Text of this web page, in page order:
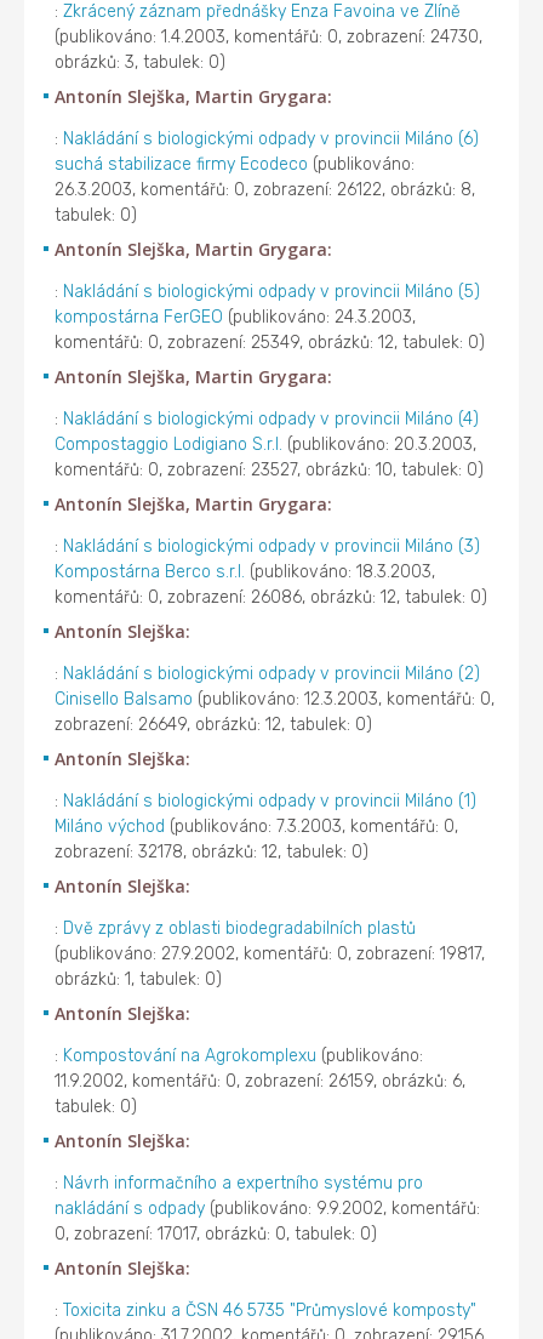
:Zkrácený záznam přednášky Enza Favoina ve Zlíně
(publikováno: 1.4.2003, komentářů: 0, zobrazení: 24730,
obrázků: 3, tabulek: 0)
Antonín Slejška, Martin Grygara:
: Nakládání s biologickými odpady v provincii Miláno (6)
suchá stabilizace firmy Ecodeco (publikováno:
26.3.2003, komentářů: 0, zobrazení: 26122, obrázků: 8,
tabulek: 0)
Antonín Slejška, Martin Grygara:
: Nakládání s biologickými odpady v provincii Miláno (5)
kompostárna FerGEO (publikováno: 24.3.2003,
komentářů: 0, zobrazení: 25349, obrázků: 12, tabulek: 0)
Antonín Slejška, Martin Grygara:
: Nakládání s biologickými odpady v provincii Miláno (4)
Compostaggio Lodigiano S.r.l. (publikováno: 20.3.2003,
komentářů: 0, zobrazení: 23527, obrázků: 10, tabulek: 0)
Antonín Slejška, Martin Grygara:
: Nakládání s biologickými odpady v provincii Miláno (3)
Kompostárna Berco s.r.l. (publikováno: 18.3.2003,
komentářů: 0, zobrazení: 26086, obrázků: 12, tabulek: 0)
Antonín Slejška:
: Nakládání s biologickými odpady v provincii Miláno (2)
Cinisello Balsamo (publikováno: 12.3.2003, komentářů: 0,
zobrazení: 26649, obrázků: 12, tabulek: 0)
Antonín Slejška:
: Nakládání s biologickými odpady v provincii Miláno (1)
Miláno východ (publikováno: 7.3.2003, komentářů: 0,
zobrazení: 32178, obrázků: 12, tabulek: 0)
Antonín Slejška:
: Dvě zprávy z oblasti biodegradabilních plastů
(publikováno: 27.9.2002, komentářů: 0, zobrazení: 19817,
obrázků: 1, tabulek: 0)
Antonín Slejška:
: Kompostování na Agrokomplexu (publikováno:
11.9.2002, komentářů: 0, zobrazení: 26159, obrázků: 6,
tabulek: 0)
Antonín Slejška:
: Návrh informačního a expertního systému pro
nakládání s odpady (publikováno: 9.9.2002, komentářů:
0, zobrazení: 17017, obrázků: 0, tabulek: 0)
Antonín Slejška:
:Toxicita zinku a ČSN 46 5735 "Průmyslové komposty"